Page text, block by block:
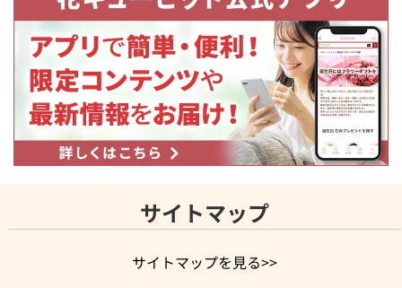
サイトマップ
サイトマップを見る>>